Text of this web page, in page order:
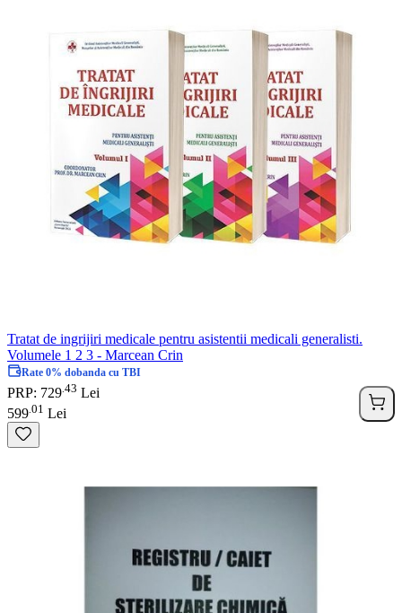
Tratat de ingrijiri medicale pentru asistentii medicali generalisti.
Volumele 1 2 3 - Marcean Crin
Rate 0% dobanda cu TBI
PRP: 729 43 Lei
599 01 Lei